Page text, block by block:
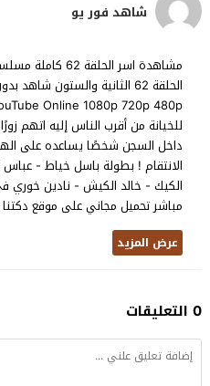
شاهد فور يو
مشاهدة اسر
للخيانة من أقرب الناس إليه اتهم
داخل السجن شخصًا يساعده على
الانتقام ! بطولة باسل خياط -
مباشر تحميل مجاني على موقع دكتنا
عرض المزيد
0 التعليقات